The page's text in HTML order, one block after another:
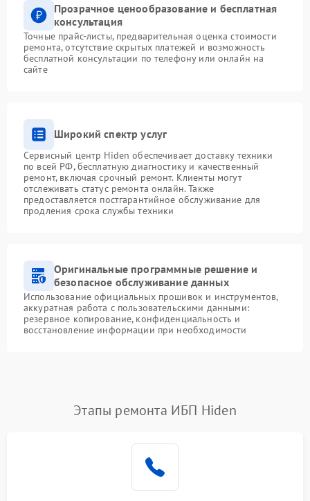
Прозрачное ценообразование и бесплатная
консультация
Точные прайс-листы, предварительная оценка стоимости
ремонта, отсутствие скрытых платежей и возможность
бесплатной консультации по телефону или онлайн на
сайте
Широкий спектр услуг
Сервисный центр Hiden обеспечивает доставку техники
по всей РФ, бесплатную диагностику и качественный
ремонт, включая срочный ремонт. Клиенты могут
отслеживать статус ремонта онлайн. Также
предоставляется постгарантийное обслуживание для
продления срока службы техники
Оригинальные программные решение и
безопасное обслуживание данных
Использование официальных прошивок и инструментов,
аккуратная работа с пользовательскими данными:
резервное копирование, конфиденциальность и
восстановление информации при необходимости
Этапы ремонта ИБП Hiden